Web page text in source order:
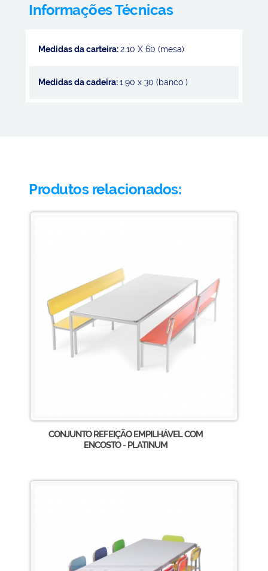
Informações Técnicas
Medidas da carteira:2.10 X 60 (mesa)
Medidas da cadeira:1.90 x 30 (banco )
Produtos relacionados:
CONJUNTO REFEIÇÃO EMPILHÁVEL COM
ENCOSTO - PLATINUM